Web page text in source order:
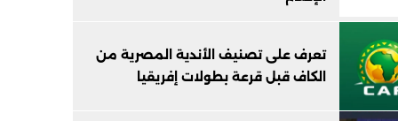
تعرف على تصنيف الأندية المصرية من
الكاف قبل قرعة بطولات إفريقيا